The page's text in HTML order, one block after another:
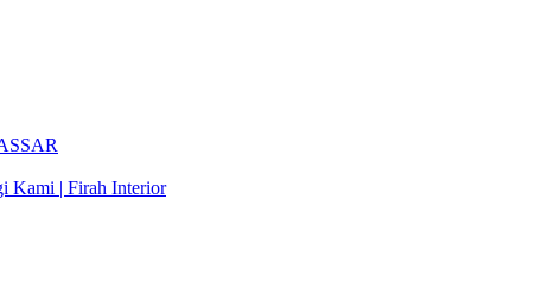
Kami | Firah Interior